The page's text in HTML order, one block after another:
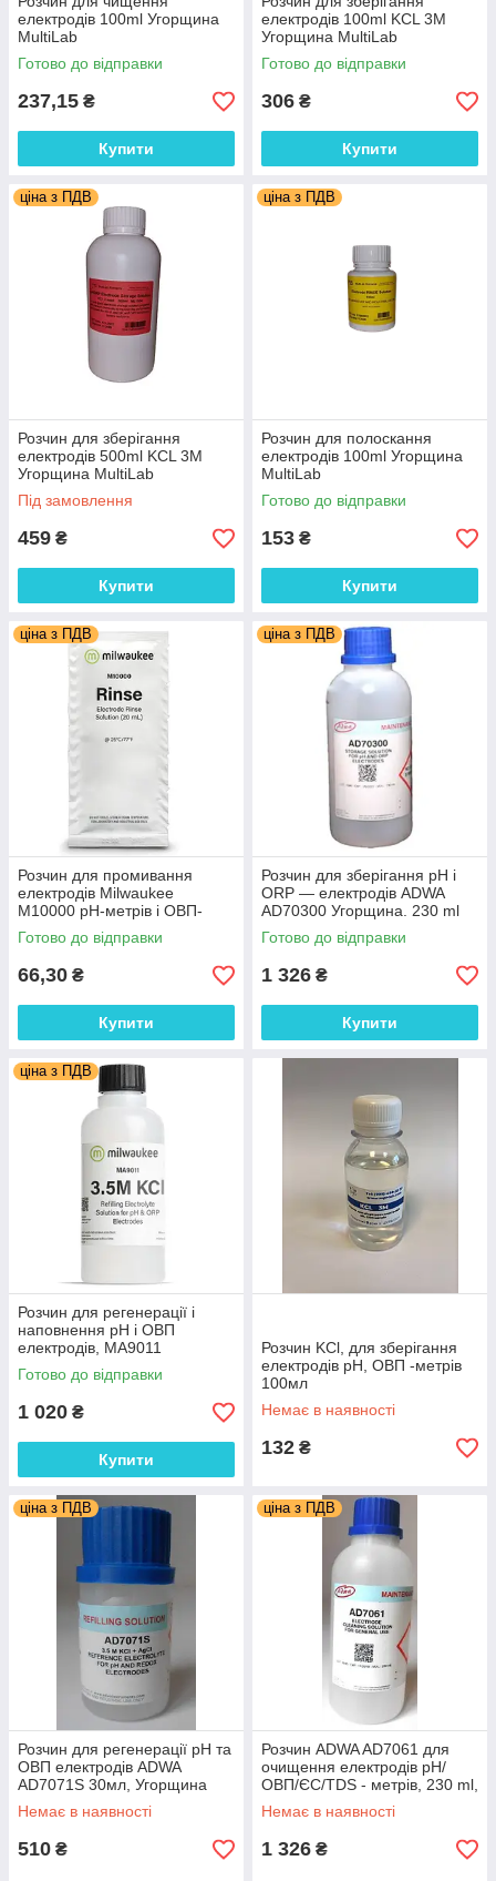
електродів 100ml Угорщина
MultiLab
Готово до відправки
237,15 ₴
Купити
електродів 100ml KCL 3M
Угорщина MultiLab
Готово до відправки
306 ₴
Купити
ціна з ПДВ
Розчин для зберігання
електродів 500ml KCL 3M
Угорщина MultiLab
Під замовлення
459 ₴
Купити
ціна з ПДВ
Розчин для полоскання
електродів 100ml Угорщина
MultiLab
Готово до відправки
153 ₴
Купити
ціна з ПДВ
Розчин для промивання
електродів Milwaukee
M10000 pH-метрів і ОВП-
метрів, 20 мл, Угорщина
Готово до відправки
66,30 ₴
Купити
ціна з ПДВ
Розчин для зберігання рН і
ORP — електродів ADWA
AD70300 Угорщина. 230 ml
Готово до відправки
1 326 ₴
Купити
ціна з ПДВ
Розчин для регенерації і
наповнення рН і ОВП
електродів, MA9011
Milwaukee, 230 мл, Угорщина
Готово до відправки
1 020 ₴
Купити
Розчин KCl, для зберігання
електродів рН, ОВП -метрів
100мл
Немає в наявності
132 ₴
ціна з ПДВ
Розчин для регенерації рН та
ОВП електродів ADWA
AD7071S 30мл, Угорщина
Немає в наявності
510 ₴
ціна з ПДВ
Розчин ADWA AD7061 для
очищення електродів рН/
ОВП/ЄС/TDS - метрів, 230 ml,
Угорщина
Немає в наявності
1 326 ₴